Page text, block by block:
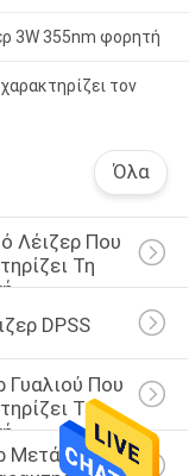
3W 355nm φορητή
τον
Όλα
Λέιζερ Που
Τη
DPSS
Γυαλιού Που
Τη
Μετάλλων